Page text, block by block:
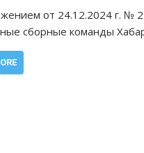
от 24.12.2024 г. №
сборные команды